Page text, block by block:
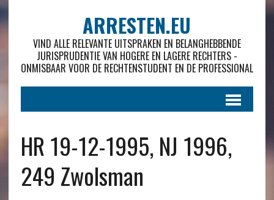
ARRESTEN.EU
VIND ALLE RELEVANTE UITSPRAKEN EN BELANGHEBBENDE
JURISPRUDENTIE VAN HOGERE EN LAGERE RECHTERS -
ONMISBAAR VOOR DE RECHTENSTUDENT EN DE PROFESSIONAL
HR 19-12-1995, NJ 1996,
249 Zwolsman